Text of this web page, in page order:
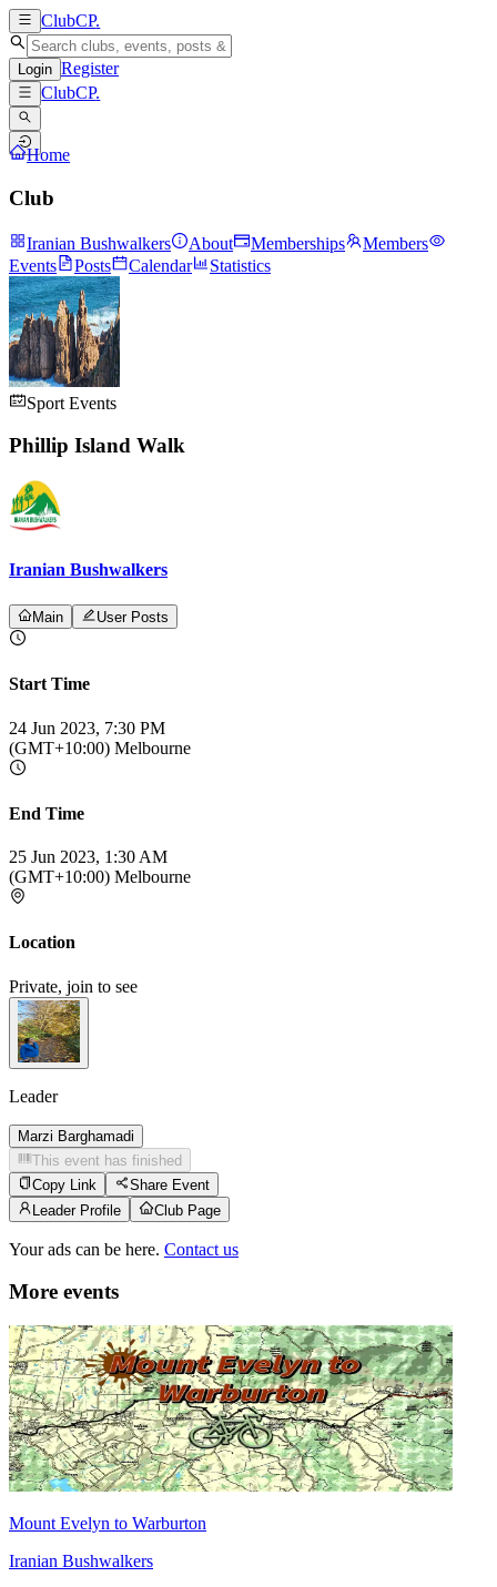
ClubCP.
Login Register
ClubCP.
Home
Club
Iranian Bushwalkers About Memberships
Members
Events
Posts Calendar Statistics
Sport Events
Phillip Island Walk
Iranian Bushwalkers
Main User Posts
Start Time
24 Jun 2023, 7:30 PM
(GMT+10:00) Melbourne
End Time
25 Jun 2023, 1:30 AM
(GMT+10:00) Melbourne
Location
Private, join to see
Leader
Marzi Barghamadi
This event has finished
Copy Link
Share Event
Leader Profile
Club Page
Your ads can be here. Contact us
More events
Mount Evelyn to Warburton
Iranian Bushwalkers